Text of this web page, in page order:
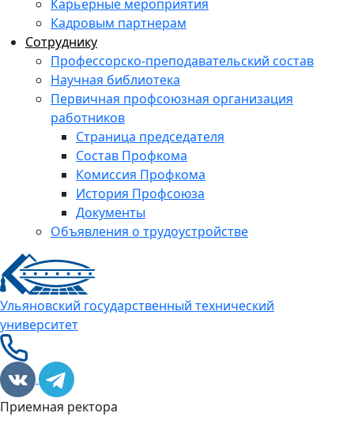
Карьерные мероприятия
Кадровым партнерам
Сотруднику
Профессорско-преподавательский состав
Научная библиотека
Первичная профсоюзная организация
работников
Страница председателя
Состав Профкома
Комиссия Профкома
История Профсоюза
Документы
Объявления о трудоустройстве
Ульяновский государственный технический
университет
Приемная ректора